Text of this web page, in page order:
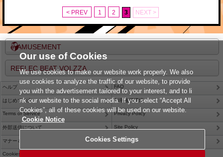
< PREV 1 2 3 NEXT >
e-AMUSEMENT
REFLEC BEAT VOLZZA
ヘルプ FAQ
はじめての方 利用推奨環境
Terms of Service Privacy Policy
外部送信について Site Policy
マナー＆ルール Contact Us
Cookies Settings
Our use of Cookies
We use cookies to make our website work properly. We also
use cookies to analyze the traffic of our website, to provide
you with the advertisement tailored to your interest, and to li
nk our website to the social media. If you select “Accept All
Cookies”, all of these cookies will be used on our website.
Cookie Notice
Cookies Settings